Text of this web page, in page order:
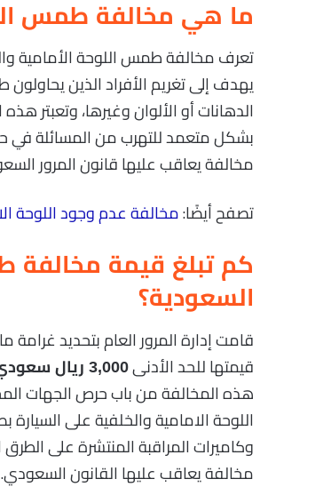
ما هي مخالفة طمس
تعرف مخالفة طمس اللوحة الأمامية
يهدف إلى تغريم الأفراد الذين
الدهانات أو الألوان وغيرها، وتعبتر
بشكل متعمد للتهرب من المسائلة في
مخالفة يعاقب عليها قانون المرور
تصفح أيضًا:مخالفة عدم وجود اللوحة
كم تبلغ قيمة مخالفة
السعودية؟
قامت إدارة المرور العام بتحديد
قيمتها للحد الأدنى 3,000 ريال سعودي ويصل
هذه المخالفة من باب حرص الجهات
اللوحة الامامية والخلفية على
وكاميرات المراقبة المنتشرة على
مخالفة يعاقب عليها القانون السعودي.